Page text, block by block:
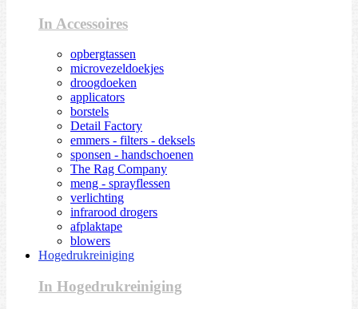
In Accessoires
opbergtassen
microvezeldoekjes
droogdoeken
applicators
borstels
Detail Factory
emmers - filters - deksels
sponsen - handschoenen
The Rag Company
meng - sprayflessen
verlichting
infrarood drogers
afplaktape
blowers
Hogedrukreiniging
In Hogedrukreiniging